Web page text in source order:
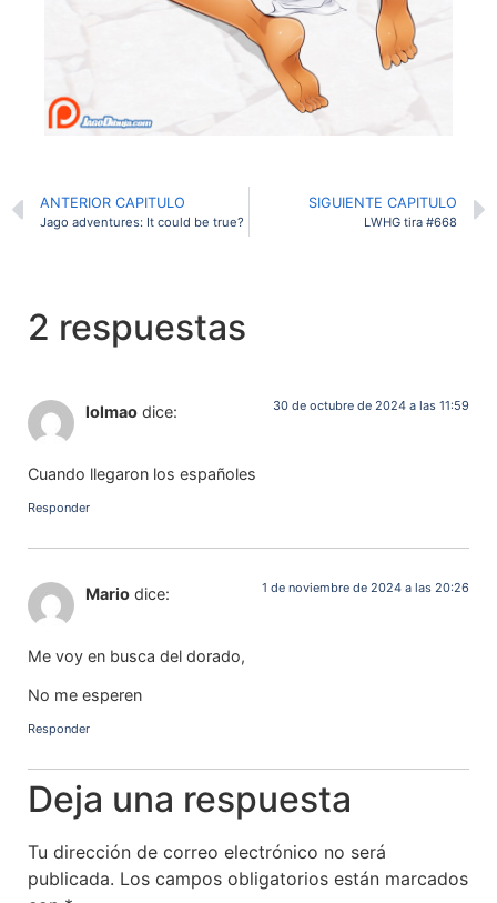
ANTERIOR CAPITULO
Jago adventures: It could be true?
SIGUIENTE CAPITULO
LWHG tira #668
2 respuestas
lolmao dice: 30 de octubre de 2024 a las 11:59
Cuando llegaron los españoles
Responder
Mario dice: 1 de noviembre de 2024 a las 20:26
Me voy en busca del dorado,
No me esperen
Responder
Deja una respuesta
Tu dirección de correo electrónico no será
publicada. Los campos obligatorios están marcados